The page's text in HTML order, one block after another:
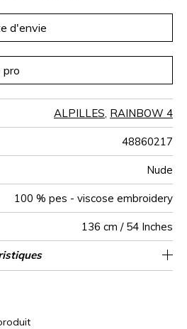
à intégrer dans tous les styles
à l’abrasion est parfaite
d'envie
pro
ALPILLES, RAINBOW 4
48860217
Nude
100 % pes - viscose embroidery
136 cm / 54 Inches
<1%
Raccord droit
80000
à usage intensif : >40,000 cycles
et/ou >30,000 doubles rubs
100000
De large
500
aw - 0.15
Inde
68 cm / 27 Inches
32 cm / 13 Inches